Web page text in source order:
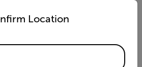
Location
and language from the